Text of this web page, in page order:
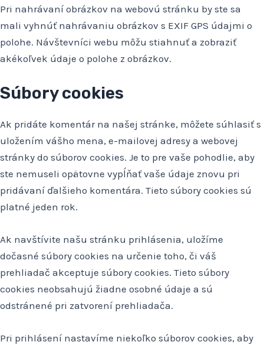
Pri nahrávaní obrázkov na webovú stránku by ste sa
mali vyhnúť nahrávaniu obrázkov s EXIF GPS údajmi o
polohe. Návštevníci webu môžu stiahnuť a zobraziť
akékoľvek údaje o polohe z obrázkov.
Súbory cookies
Ak pridáte komentár na našej stránke, môžete súhlasiť s
uložením vášho mena, e-mailovej adresy a webovej
stránky do súborov cookies. Je to pre vaše pohodlie, aby
ste nemuseli opätovne vypĺňať vaše údaje znovu pri
pridávaní ďalšieho komentára. Tieto súbory cookies sú
platné jeden rok.
Ak navštívite našu stránku prihlásenia, uložíme
dočasné súbory cookies na určenie toho, či váš
prehliadač akceptuje súbory cookies. Tieto súbory
cookies neobsahujú žiadne osobné údaje a sú
odstránené pri zatvorení prehliadača.
Pri prihlásení nastavíme niekoľko súborov cookies, aby